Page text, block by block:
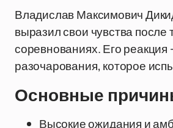
Владислав Максимович
выразил свои чувства после
соревнованиях. Его
разочарования, которое
Основные
Высокие ожидания и